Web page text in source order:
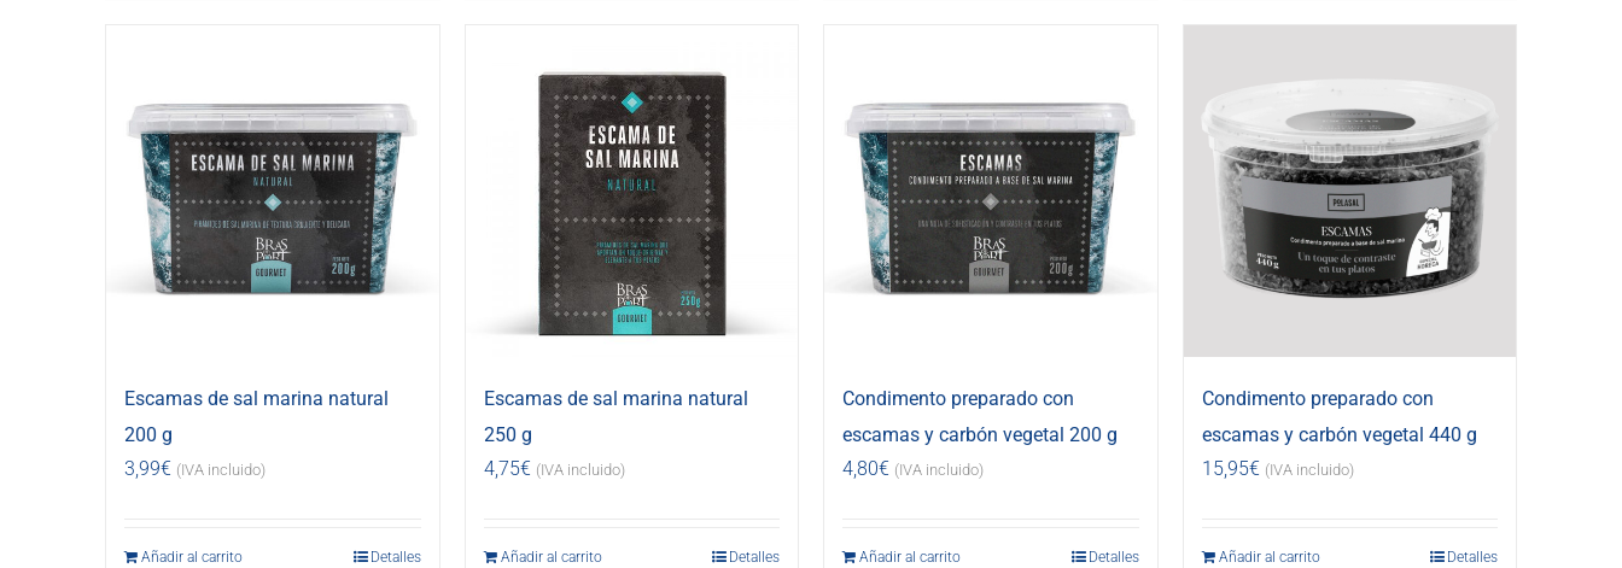
Escamas de sal marina natural
200 g
3,99€ (IVA incluido)
Añadir al carrito Detalles
Escamas de sal marina natural
250 g
4,75€ (IVA incluido)
Añadir al carrito Detalles
Condimento preparado con
escamas y carbón vegetal 200 g
4,80€ (IVA incluido)
Añadir al carrito Detalles
Condimento preparado con
escamas y carbón vegetal 440 g
15,95€ (IVA incluido)
Añadir al carrito Detalles